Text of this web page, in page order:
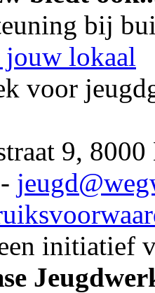
bij
lokaal
voor
9,
jeugd
initiatief